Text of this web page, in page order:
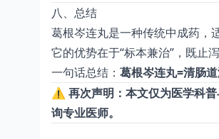
八、总结
葛根岑连丸是一种传统中成药，
它的优势在于“标本兼治”，既止
一句话总结： 葛根岑连丸=清肠
⚠️ 再次声明：本文仅为医学科
询专业医师。